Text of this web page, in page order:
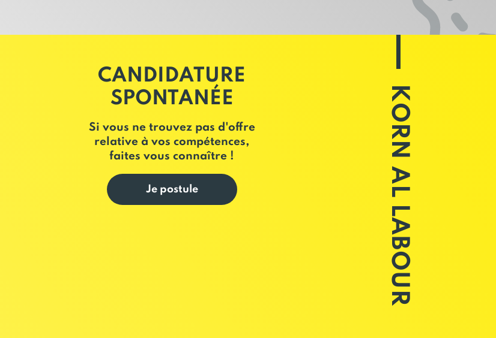
KORN AL LABOUR
CANDIDATURE
SPONTANÉE
Si vous ne trouvez pas d'offre
relative à vos compétences,
faites vous connaître !
Je postule